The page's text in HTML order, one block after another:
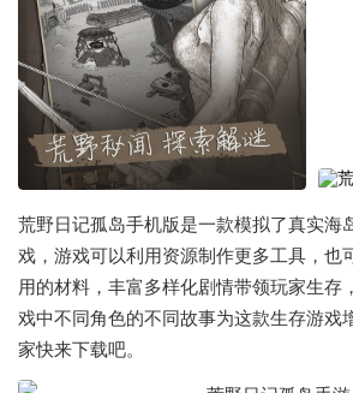
荒野日记孤岛手机版是一款模拟了真实海
戏，游戏可以利用资源制作更多工具，也
用的材料，丰富多样化剧情带领玩家生存
戏中不同角色的不同故事为这款生存游戏
家快来下载吧。